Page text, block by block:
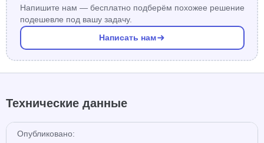
Напишите нам — бесплатно подберём похожее решение
подешевле под вашу задачу.
Написать нам
Технические данные
Опубликовано: